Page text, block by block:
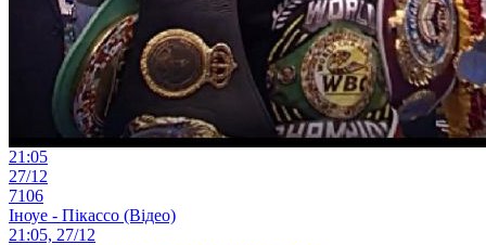
21:05
27/12
7106
Іноуе - Пікассо (Відео)
21:05, 27/12